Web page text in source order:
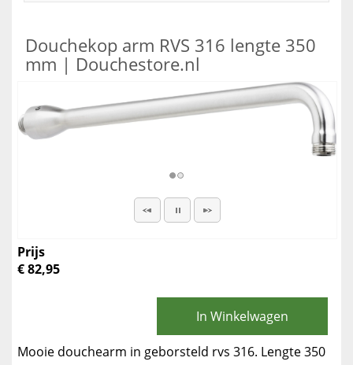
Douchekop arm RVS 316 lengte 350
mm | Douchestore.nl
Prijs
€ 82,95
In Winkelwagen
Mooie douchearm in geborsteld rvs 316. Lengte 350